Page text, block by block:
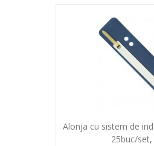
Alonja cu sistem de
25buc/set,